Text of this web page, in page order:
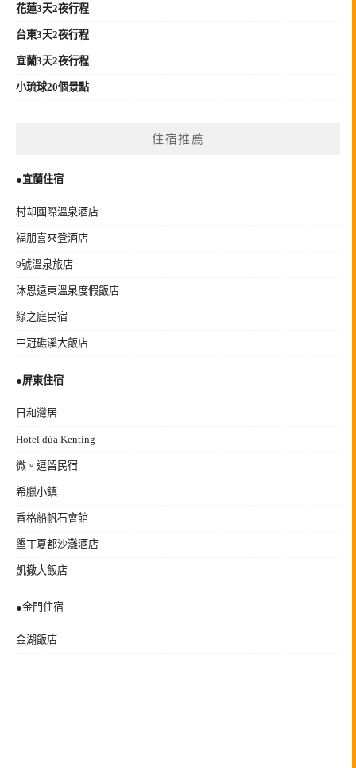
花蓮3天2夜行程
台東3天2夜行程
宜蘭3天2夜行程
小琉球20個景點
住宿推薦
●宜蘭住宿
村却國際溫泉酒店
福朋喜來登酒店
9號溫泉旅店
沐恩遠東溫泉度假飯店
綠之庭民宿
中冠礁溪大飯店
●屏東住宿
日和灣居
Hotel dùa Kenting
微。逗留民宿
希臘小鎮
香格船帆石會館
墾丁夏都沙灘酒店
凱撤大飯店
●金門住宿
金湖飯店